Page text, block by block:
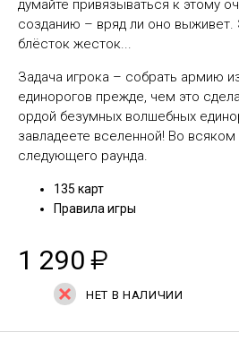
думайте привязываться к этому
созданию – вряд ли оно выживет.
блёсток жесток...
Задача игрока – собрать армию
единорогов прежде, чем это
ордой безумных волшебных
завладеете вселенной! Во всяком
следующего раунда.
135 карт
Правила игры
1 290 ₽
НЕТ В НАЛИЧИИ